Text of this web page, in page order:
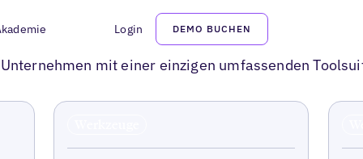
Login DEMO BUCHEN
mit einer einzigen umfassenden